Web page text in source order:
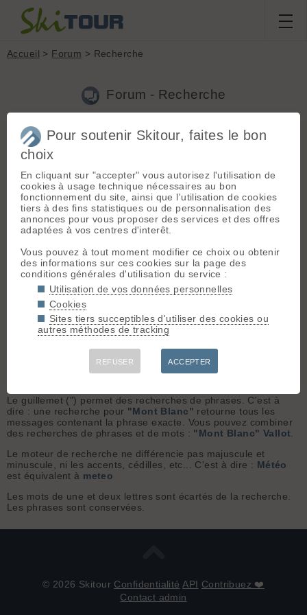
Accueil > Forum > Recherche
Forum - Recherche
Nouveau sujet|Voir tous les sujets
1 résultats
concilier les activités(kiki74 le 26.01.2006 à 00:15)
c'est pas gagne de trouver la chaussure idéale, pour ce qui est
des raquettes et des skis de rando tu n'auras pas de bleme a
trouver mais pour le surf et la raquette il te faudra d'autres
chaussures !!!! bonne recherche
Chercher
Sujets uniquement
Le guillemet (") permet des recherches de phrases. C'est à
dire : une recherche pour "Mont Blanc" retourne tous les
messages contenant la phrase exacte. Vous pouvez combiner
des recherches de phrases et de mots : "Mont Blanc" Vallot
Le moteur de recherche ne différencie pas majuscule et
minuscule, ni les accents, cédilles, etc... C'est à dire : Météo
est équivalent à meteo
Les mots de une et deux lettres sont écartés de la recherche.
Les phrases sont conservées.
© 2026 Skitour Confidentialité API Contribuez ❤️
Contact admin
Pour soutenir Skitour, faites le bon
choix
En cliquant sur "accepter" vous autorisez l'utilisation de
cookies à usage technique nécessaires au bon
fonctionnement du site, ainsi que l'utilisation de cookies
tiers à des fins statistiques ou de personnalisation des
annonces pour vous proposer des services et des offres
adaptées à vos centres d'interêt.
Vous pouvez à tout moment modifier ce choix ou obtenir
des informations sur ces cookies sur la page des
conditions générales d'utilisation du service :
Utilisation de vos données personnelles
Cookies
Sites tiers succeptibles d'utiliser des cookies ou
autres méthodes de tracking
REFUSER ACCEPTER